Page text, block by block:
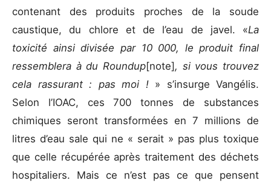
contenant des produits proches de la soude
caustique, du chlore et de l’eau de javel. «La
toxicité ainsi divisée par 10 000, le produit final
ressemblera à du Roundup[note], si vous trouvez
cela rassurant : pas moi ! » s’insurge Vangélis.
Selon l’IOAC, ces 700 tonnes de substances
chimiques seront transformées en 7 millions de
litres d’eau sale qui ne « serait » pas plus toxique
que celle récupérée après traitement des déchets
hospitaliers. Mais ce n’est pas ce que pensent